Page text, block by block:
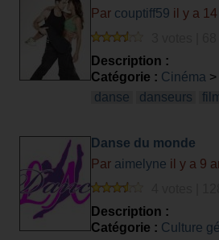
Par couptiff59 il y a
Description :
Catégorie : Cinéma >
danse
danseurs
Danse du monde
Par aimelyne il y a 9
Description :
Catégorie : Culture